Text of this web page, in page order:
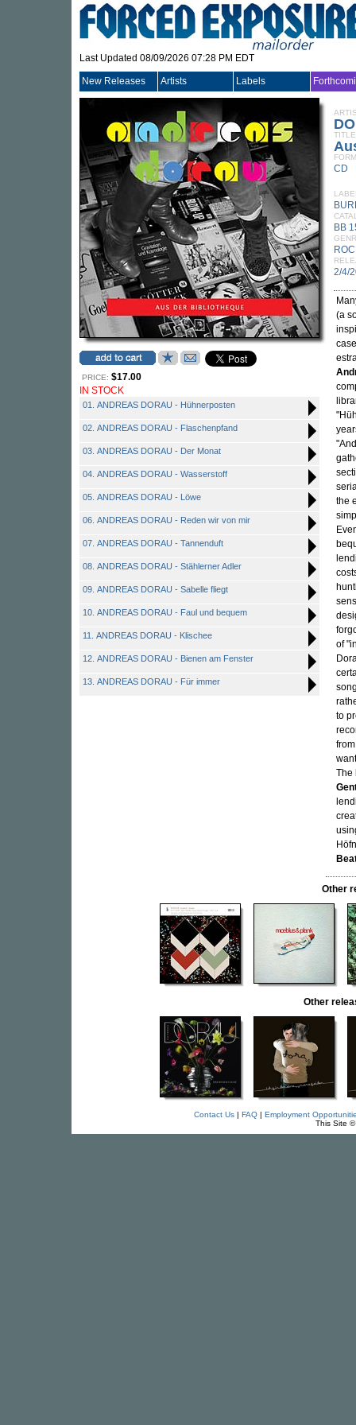
Last Updated 08/09/2026 07:28 PM EDT
New Releases Artists Labels
PRICE: $17.00
IN STOCK
01. ANDREAS DORAU - Hühnerposten
02. ANDREAS DORAU - Flaschenpfand
03. ANDREAS DORAU - Der Monat
04. ANDREAS DORAU - Wasserstoff
05. ANDREAS DORAU - Löwe
06. ANDREAS DORAU - Reden wir von mir
07. ANDREAS DORAU - Tannenduft
08. ANDREAS DORAU - Stählerner Adler
09. ANDREAS DORAU - Sabelle fliegt
10. ANDREAS DORAU - Faul und bequem
11. ANDREAS DORAU - Klischee
12. ANDREAS DORAU - Bienen am Fenster
13. ANDREAS DORAU - Für immer
TITLE
CD
BB
2/4/
(a
the
of
to
The
Other
Other
Contact Us| FAQ| Employment
This Site